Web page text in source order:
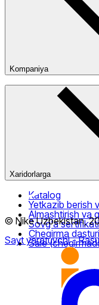
Kompaniya
Kompaniya
Bizning
Ommaviy oferta
Xaridorlarga
Katalog
Yetkazib berish
Almashtirish va
Sovg‘a sertifikati
Chegirma dasturi
Sale
© Nike Uzbekistan,
Sayt yaratuvchi-